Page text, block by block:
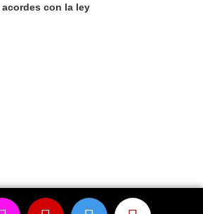
acordes con la ley